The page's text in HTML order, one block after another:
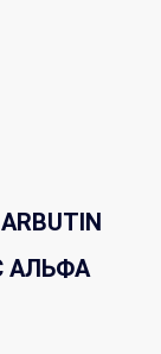
АЛЬФА